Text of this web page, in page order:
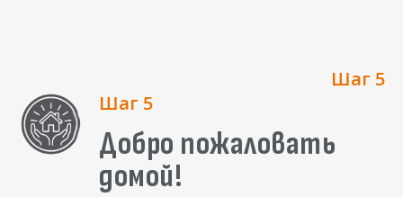
Шаг 5
Шаг 5
Добро пожаловать
домой!